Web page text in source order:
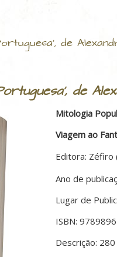
de
de
Mitologia
Viagem ao
Editora: Zéfiro
Ano de
Lugar de
ISBN:
Descrição: